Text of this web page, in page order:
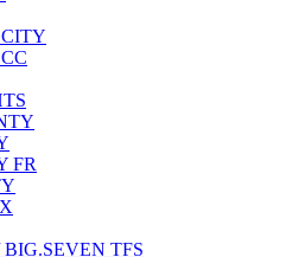
CITY
FR
TFS